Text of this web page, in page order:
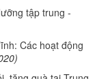
tập trung -
Các hoạt động